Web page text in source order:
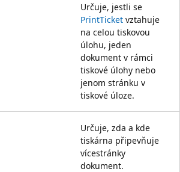
Určuje, jestli se
PrintTicket vztahuje
na celou tiskovou
úlohu, jeden
dokument v rámci
tiskové úlohy nebo
jenom stránku v
tiskové úloze.
Určuje, zda a kde
tiskárna připevňuje
vícestránky
dokument.